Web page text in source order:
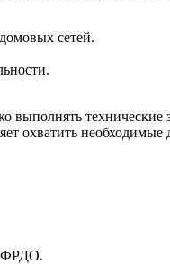
сетей.
охватить
ФРДО.